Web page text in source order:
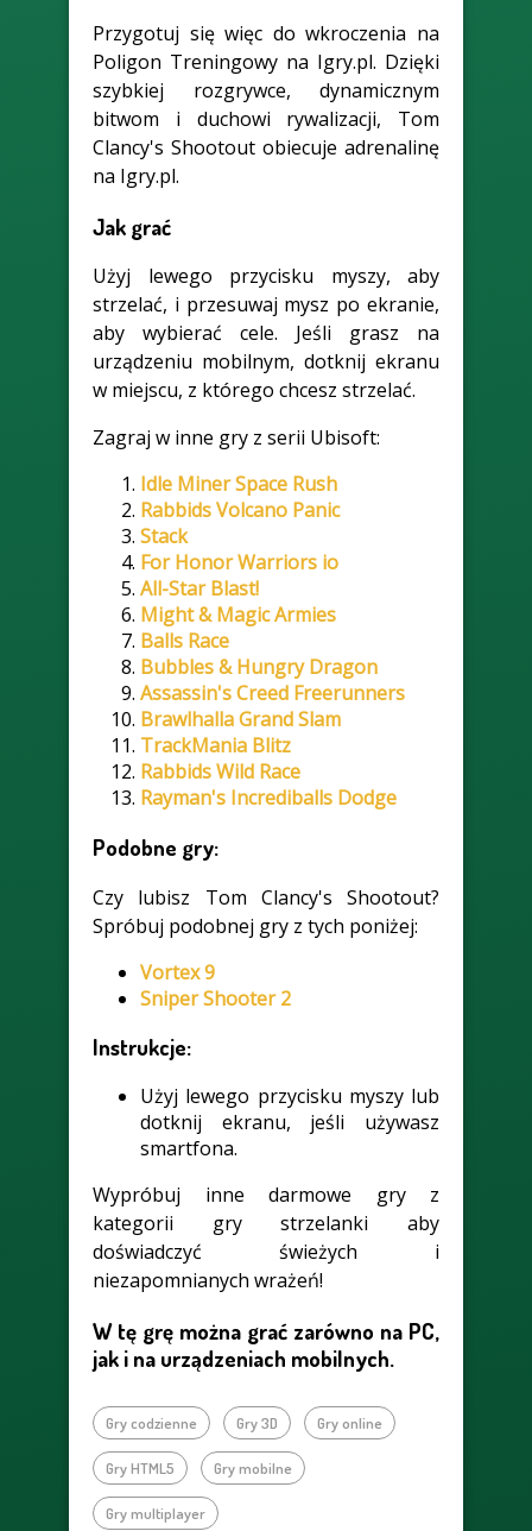
Przygotuj się więc do wkroczenia na
Poligon Treningowy na Igry.pl. Dzięki
szybkiej rozgrywce, dynamicznym
bitwom i duchowi rywalizacji, Tom
Clancy's Shootout obiecuje adrenalinę
na Igry.pl.
Jak grać
Użyj lewego przycisku myszy, aby
strzelać, i przesuwaj mysz po ekranie,
aby wybierać cele. Jeśli grasz na
urządzeniu mobilnym, dotknij ekranu
w miejscu, z którego chcesz strzelać.
Zagraj w inne gry z serii Ubisoft:
Idle Miner Space Rush
Rabbids Volcano Panic
Stack
For Honor Warriors io
All-Star Blast!
Might & Magic Armies
Balls Race
Bubbles & Hungry Dragon
Assassin's Creed Freerunners
Brawlhalla Grand Slam
TrackMania Blitz
Rabbids Wild Race
Rayman's Incrediballs Dodge
Podobne gry:
Czy lubisz Tom Clancy's Shootout?
Spróbuj podobnej gry z tych poniżej:
Vortex 9
Sniper Shooter 2
Instrukcje:
Użyj lewego przycisku myszy lub
dotknij ekranu, jeśli używasz
smartfona.
Wypróbuj inne darmowe gry z
kategorii gry strzelanki aby
doświadczyć świeżych i
niezapomnianych wrażeń!
W tę grę można grać zarówno na PC,
jak i na urządzeniach mobilnych.
Gry codzienne Gry 3D Gry online
Gry HTML5 Gry mobilne
Gry multiplayer